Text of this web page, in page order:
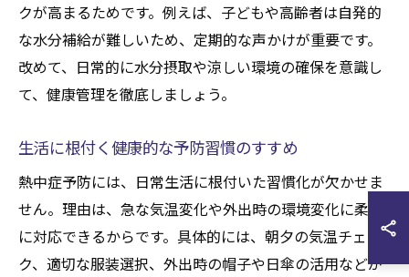
クが高まるためです。例えば、子どもや高齢者は自発的
な水分補給が難しいため、定期的な声かけが重要です。
改めて、日常的に水分摂取や涼しい環境の確保を意識し
て、健康管理を徹底しましょう。
生活に根付く健康的な予防習慣のすすめ
熱中症予防には、日常生活に根付いた習慣化が欠かせま
せん。理由は、急な気温変化や外出時の環境変化に柔軟
に対応できるからです。具体的には、朝夕の気温チェッ
ク、適切な服装選択、外出時の帽子や日傘の活用などが